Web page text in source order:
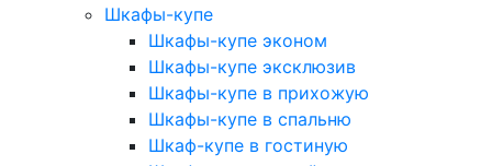
Шкафы-купе
Шкафы-купе эконом
Шкафы-купе эксклюзив
Шкафы-купе в прихожую
Шкафы-купе в спальню
Шкаф-купе в гостиную